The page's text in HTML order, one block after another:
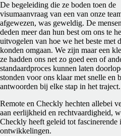
De begeleiding die ze boden toen de
visumaanvraag van een van onze
afgewezen, was geweldig. De
deden meer dan hun best om ons te
uitvogelen van hoe we het beste met
konden omgaan. We zijn maar een
ze hadden ons net zo goed een of
standaardproces kunnen laten
stonden voor ons klaar met snelle en
antwoorden bij elke stap in het traject.
Remote en Checkly hechten allebei
aan eerlijkheid en rechtvaardigheid,
Checkly heeft geleid tot fascinerende
ontwikkelingen.